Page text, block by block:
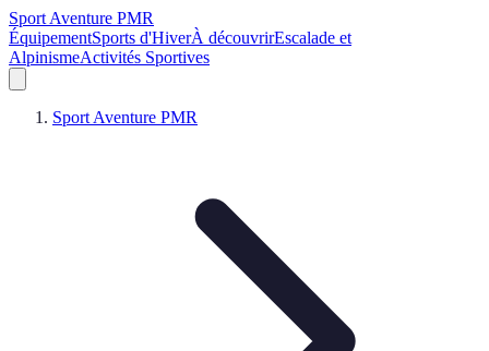
Sport Aventure PMR
ÉquipementSports d'HiverÀ découvrirEscalade et
AlpinismeActivités Sportives
Sport Aventure PMR